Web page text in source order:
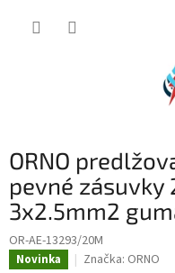
ORNO
pevné zásuvky
3x2.5mm2
OR-AE-13293/20M
Novinka Značka: ORNO